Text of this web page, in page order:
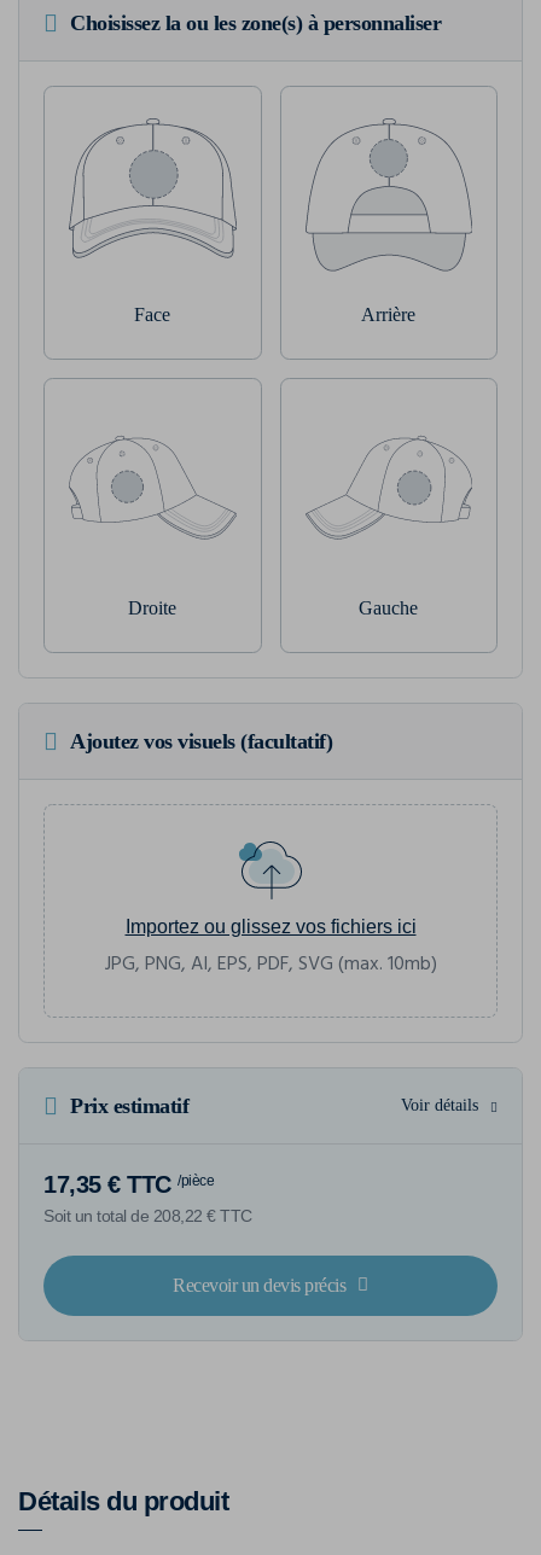
Choisissez la ou les zone(s) à personnaliser
Face Arrière
Droite Gauche
Ajoutez vos visuels (facultatif)
Importez ou glissez vos fichiers ici
JPG, PNG, AI, EPS, PDF, SVG (max. 10mb)
Prix estimatif Voir détails
17,35 € TTC /pièce
Soit un total de 208,22 € TTC
Recevoir un devis précis
Détails du produit